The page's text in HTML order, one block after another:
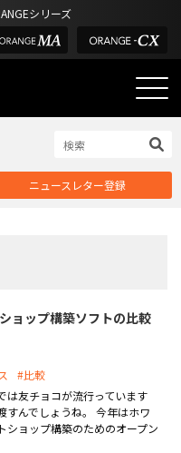
シリーズ
ニュースレター登録
ョップ構築ソフトの比較
#比較
は友チョコが流行っています
すんでしょうね。 今年はホワ
ョップ構築のためのオープン